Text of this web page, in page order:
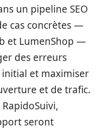
un pipeline SEO
cas concrètes —
et LumenShop —
des erreurs
et maximiser
et de trafic.
seront